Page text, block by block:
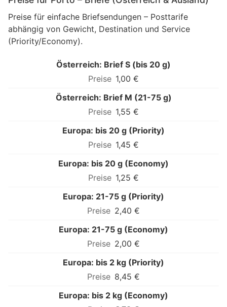
Preise für einfache Briefsendungen – Posttarife
abhängig von Gewicht, Destination und Service
(Priority/Economy).
Österreich: Brief S (bis 20 g)
1,00 €
Österreich: Brief M (21-75 g)
1,55 €
Europa: bis 20 g (Priority)
1,45 €
Europa: bis 20 g (Economy)
1,25 €
Europa: 21-75 g (Priority)
2,40 €
Europa: 21-75 g (Economy)
2,00 €
Europa: bis 2 kg (Priority)
8,45 €
Europa: bis 2 kg (Economy)